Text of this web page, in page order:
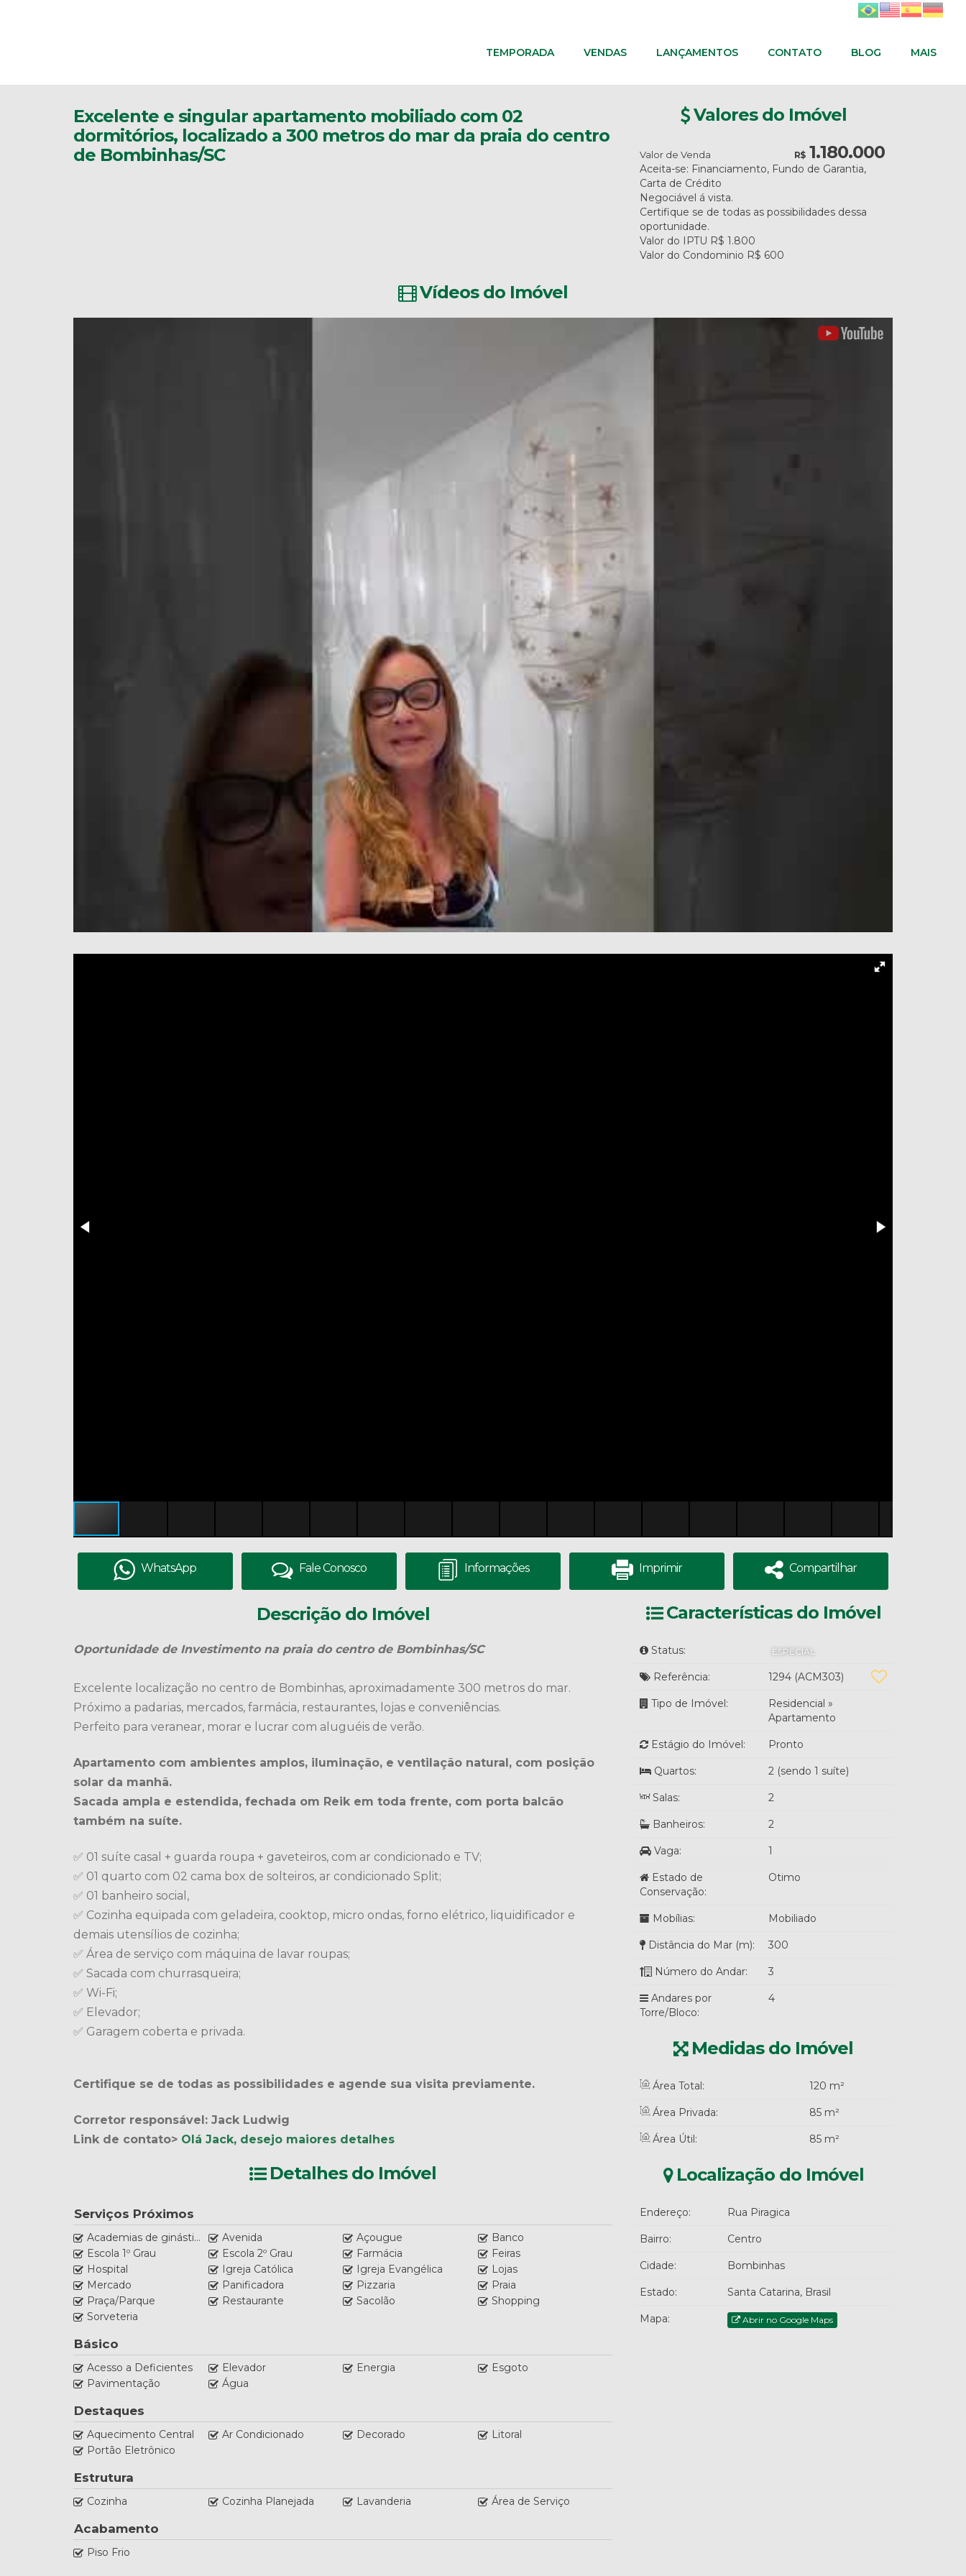
MAIS
BLOG
CONTATO
LANÇAMENTOS
VENDAS
TEMPORADA
Excelente e singular apartamento mobiliado com 02
dormitórios, localizado a 300 metros do mar da praia do centro
de Bombinhas/SC
Valores do Imóvel
R$1.180.000
Valor de Venda
Aceita-se: Financiamento, Fundo de Garantia,
Carta de Crédito
Negociável á vista.
Certifique se de todas as possibilidades dessa
oportunidade.
Valor do IPTU R$ 1.800
Valor do Condominio R$ 600
Vídeos do Imóvel
WhatsApp Fale Conosco Informações Imprimir Compartilhar
Descrição do Imóvel
Oportunidade de Investimento na praia do centro de Bombinhas/SC
Excelente localização no centro de Bombinhas, aproximadamente 300 metros do mar.
Próximo a padarias, mercados, farmácia, restaurantes, lojas e conveniências.
Perfeito para veranear, morar e lucrar com aluguéis de verão.
Apartamento com ambientes amplos, iluminação, e ventilação natural, com posição
solar da manhã.
Sacada ampla e estendida, fechada om Reik em toda frente, com porta balcão
também na suíte.
✅ 01 suíte casal + guarda roupa + gaveteiros, com ar condicionado e TV;
✅ 01 quarto com 02 cama box de solteiros, ar condicionado Split;
✅ 01 banheiro social,
✅ Cozinha equipada com geladeira, cooktop, micro ondas, forno elétrico, liquidificador e
demais utensílios de cozinha;
✅ Área de serviço com máquina de lavar roupas;
✅ Sacada com churrasqueira;
✅ Wi-Fi;
✅ Elevador;
✅ Garagem coberta e privada.
Certifique se de todas as possibilidades e agende sua visita previamente.
Corretor responsável: Jack Ludwig
Link de contato> Olá Jack, desejo maiores detalhes
Detalhes do Imóvel
Serviços Próximos
Academias de ginástica Avenida Açougue
Banco
Escola 1º Grau
Escola 2º Grau Farmácia
Feiras
Hospital
Igreja Católica Igreja Evangélica
Lojas
Mercado
Panificadora Pizzaria
Praia
Praça/Parque
Restaurante Sacolão
Shopping
Sorveteria
Básico
Acesso a Deficientes Elevador Energia
Esgoto
Pavimentação
Água
Destaques
Aquecimento Central Ar Condicionado Decorado
Litoral
Portão Eletrônico
Estrutura
Cozinha Cozinha Planejada Lavanderia Área de Serviço
Acabamento
Piso Frio
Características do Imóvel
Status: ESPECIAL
Referência: 1294 (ACM303)
Tipo de Imóvel: Residencial »
Apartamento
Estágio do Imóvel: Pronto
Quartos: 2 (sendo 1 suíte)
Salas: 2
Banheiros: 2
Vaga: 1
Estado de
Conservação:
Otimo
Mobílias: Mobiliado
Distância do Mar (m): 300
Número do Andar: 3
Andares por
Torre/Bloco:
4
Medidas do Imóvel
Área Total: 120 m²
Área Privada: 85 m²
Área Útil: 85 m²
Localização do Imóvel
Endereço: Rua Piragica
Bairro: Centro
Cidade: Bombinhas
Estado: Santa Catarina, Brasil
Mapa: Abrir no Google Maps